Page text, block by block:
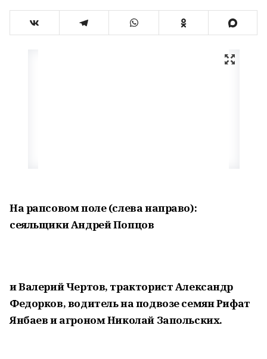
На рапсовом поле (слева направо):
сеяльщики Андрей Попцов
и Валерий Чертов, тракторист Александр
Федорков, водитель на подвозе семян Рифат
Янбаев и агроном Николай Запольских.